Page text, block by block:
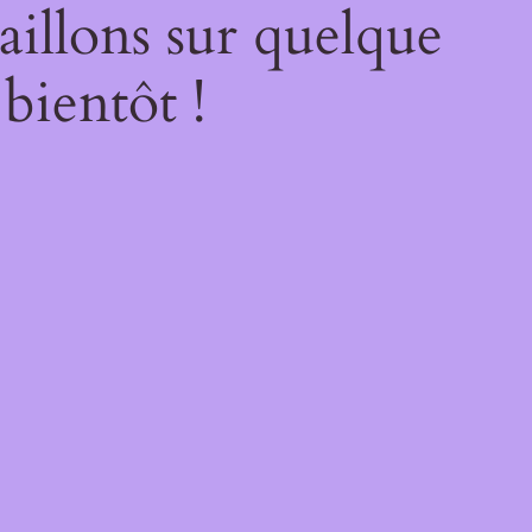
sur quelque
!